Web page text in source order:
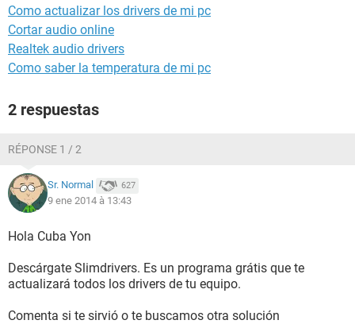
Como actualizar los drivers de mi pc
Cortar audio online
Realtek audio drivers
Como saber la temperatura de mi pc
2 respuestas
RÉPONSE 1 / 2
Sr. Normal 627
9 ene 2014 à 13:43
Hola Cuba Yon
Descárgate Slimdrivers. Es un programa grátis que te
actualizará todos los drivers de tu equipo.
Comenta si te sirvió o te buscamos otra solución